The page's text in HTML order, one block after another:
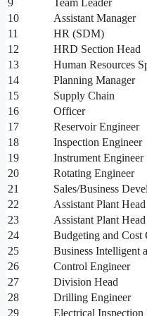
10
Assistant Manager
11
HR (SDM)
12
HRD Section Head
13
Human Resources
14
Planning Manager
15
Supply Chain
16
Officer
17
Reservoir Engineer
18
Inspection Engineer
19
Instrument Engineer
20
Rotating Engineer
21
Sales/Business
22
Assistant Plant Head
23
Assistant Plant Head
24
Budgeting and Cost
25
Business Intelligent
26
Control Engineer
27
Division Head
28
Drilling Engineer
29
Electrical Inspection